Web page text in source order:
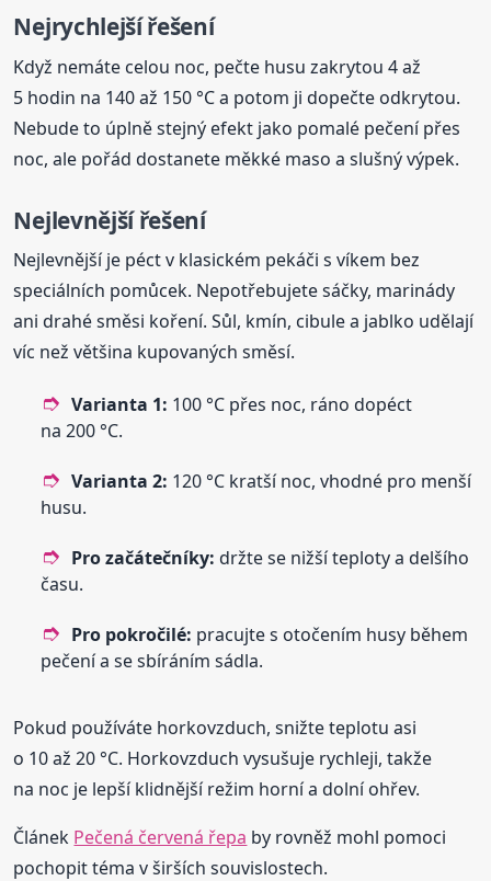
Nejrychlejší řešení
Když nemáte celou noc, pečte husu zakrytou 4 až
5 hodin na 140 až 150 °C a potom ji dopečte odkrytou.
Nebude to úplně stejný efekt jako pomalé pečení přes
noc, ale pořád dostanete měkké maso a slušný výpek.
Nejlevnější řešení
Nejlevnější je péct v klasickém pekáči s víkem bez
speciálních pomůcek. Nepotřebujete sáčky, marinády
ani drahé směsi koření. Sůl, kmín, cibule a jablko udělají
víc než většina kupovaných směsí.
Varianta 1: 100 °C přes noc, ráno dopéct
na 200 °C.
Varianta 2: 120 °C kratší noc, vhodné pro menší
husu.
Pro začátečníky: držte se nižší teploty a delšího
času.
Pro pokročilé: pracujte s otočením husy během
pečení a se sbíráním sádla.
Pokud používáte horkovzduch, snižte teplotu asi
o 10 až 20 °C. Horkovzduch vysušuje rychleji, takže
na noc je lepší klidnější režim horní a dolní ohřev.
Článek Pečená červená řepa by rovněž mohl pomoci
pochopit téma v širších souvislostech.